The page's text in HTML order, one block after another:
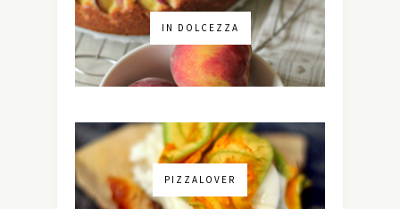
IN DOLCEZZA
PIZZALOVER